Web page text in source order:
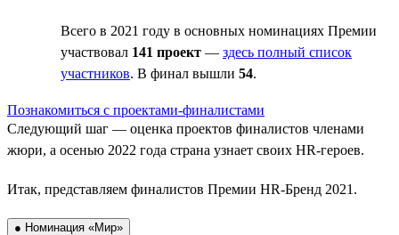
Всего в 2021 году в основных номинациях Премии
участвовал 141 проект — здесь полный список
участников. В финал вышли 54.
Познакомиться с проектами-финалистами
Следующий шаг — оценка проектов финалистов членами
жюри, а осенью 2022 года страна узнает своих HR-героев.
Итак, представляем финалистов Премии HR-Бренд 2021.
● Номинация «Мир»